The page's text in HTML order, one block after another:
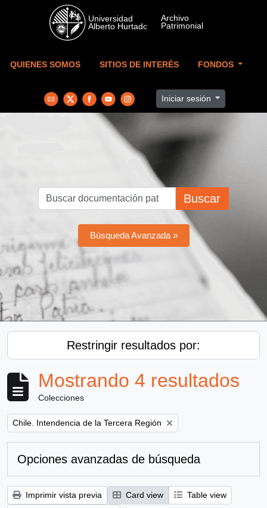
Skip to main content
QUIENES SOMOS SITIOS DE INTERÉS FONDOS
Iniciar sesión
Buscar
Búsqueda Avanzada »
Restringir resultados por:
Mostrando 4 resultados
Colecciones
Remove filter:
Chile. Intendencia de la Tercera Región
Opciones avanzadas de búsqueda
Imprimir vista previa Card view
Table view